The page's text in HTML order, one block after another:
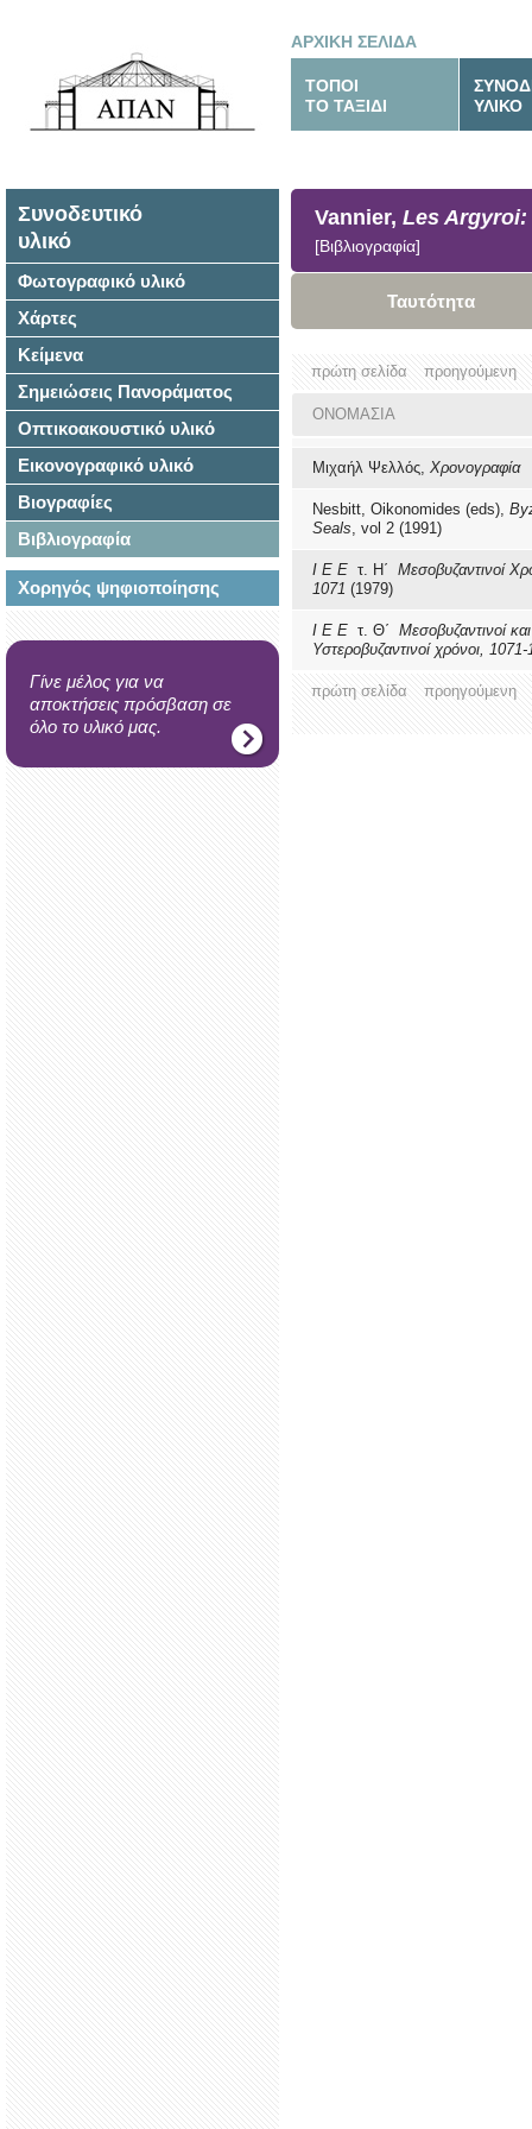
ΑΡΧΙΚΗ ΣΕΛΙΔΑ
ΤΟΠΟΙ
ΤΟ ΤΑΞΙΔΙ
ΥΛΙΚΟ
Συνοδευτικό
υλικό
Φωτογραφικό υλικό
Χάρτες
Κείμενα
Σημειώσεις Πανοράματος
Οπτικοακουστικό υλικό
Εικονογραφικό υλικό
Βιογραφίες
Βιβλιογραφία
Χορηγός ψηφιοποίησης
Γίνε μέλος για να
αποκτήσεις πρόσβαση σε
όλο το υλικό μας.
Vannier, Les Argyroi:
[Βιβλιογραφία]
Ταυτότητα
πρώτη σελίδα προηγούμενη
ΟΝΟΜΑΣΙΑ
Μιχαήλ Ψελλός, Χρονογραφία
Nesbitt, Oikonomides (eds),
Seals, vol 2 (1991)
Ι Ε Ε τ. Η΄ Μεσοβυζαντινοί
1071 (1979)
Ι Ε Ε τ. Θ΄ Μεσοβυζαντινοί και
Υστεροβυζαντινοί χρόνοι,
πρώτη σελίδα προηγούμενη